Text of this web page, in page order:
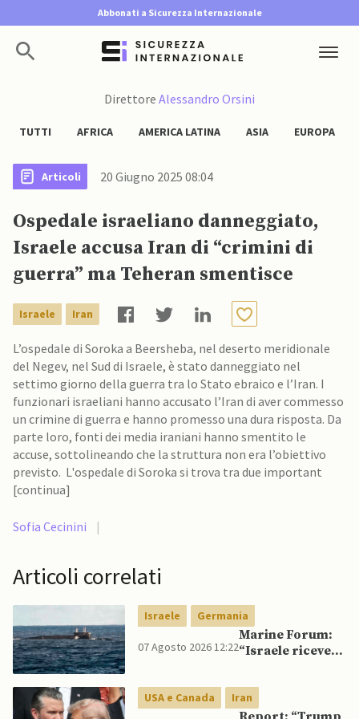
Abbonati a Sicurezza Internazionale
Direttore Alessandro Orsini
TUTTI AFRICA AMERICA LATINA ASIA EUROPA
Articoli 20 Giugno 2025 08:04
Ospedale israeliano danneggiato,
Israele accusa Iran di “crimini di
guerra” ma Teheran smentisce
Israele Iran
L’ospedale di Soroka a Beersheba, nel deserto meridionale
del Negev, nel Sud di Israele, è stato danneggiato nel
settimo giorno della guerra tra lo Stato ebraico e l’Iran. I
funzionari israeliani hanno accusato l’Iran di aver commesso
un crimine di guerra e hanno promesso una dura risposta. Da
parte loro, fonti dei media iraniani hanno smentito le
accuse, sottolineando che la struttura non era l’obiettivo
previsto. L'ospedale di Soroka si trova tra due important
[continua]
Sofia Cecinini |
Articoli correlati
Israele Germania
07 Agosto 2026 12:22
Marine Forum:
“Israele riceve
sottomarino INS
Drakon dopo 14
anni”
USA e Canada Iran